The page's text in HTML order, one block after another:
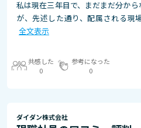
私は現在三年目で、まだまだ分か
が、先述した通り、配属される現
全文表示
共感した
0
参考になった
0
ダイダン株式会社